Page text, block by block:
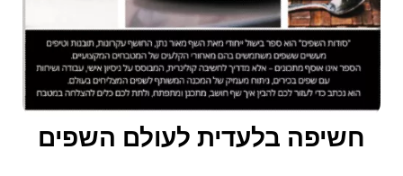
חשיפה בלעדית לעולם השפים